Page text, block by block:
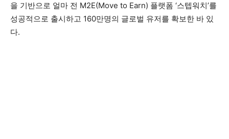
을 기반으로 얼마 전 M2E(Move to Earn) 플랫폼 ‘스텝워치’를
성공적으로 출시하고 160만명의 글로벌 유저를 확보한 바 있
다.